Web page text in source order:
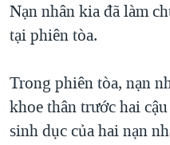
Nạn nhân kia đã làm
tại phiên tòa.
Trong phiên tòa, nạn
khoe thân trước hai
sinh dục của hai nạn